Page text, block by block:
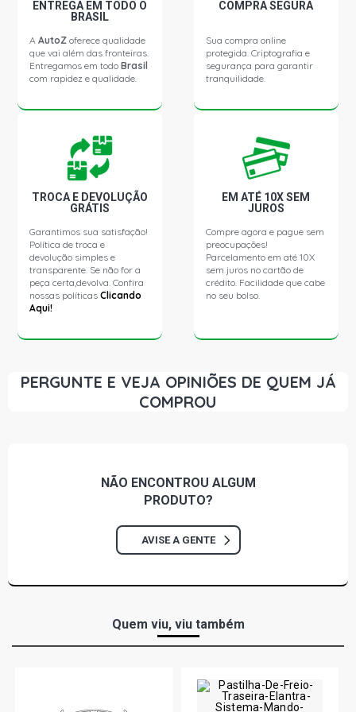
(2005 - 2012)
ASTRA COMFORT HATCH 2.0 8V FLEXPOWER FLEX
(2005 - 2007)
ASTRA ELEGANCE HATCH 2.0 8V FLEXPOWER FLEX
(2004 - 2009)
ASTRA ELITE HATCH 2.0 8V FLEXPOWER FLEX (2005 -
ASTRA SPORT HATCH 2.0 8V FLEXPOWER FLEX (2006 -
ASTRA CD HATCH 2.0 8V GASOLINA (1999 - 2002)
ASTRA CD SEDAN 2.0 16V GASOLINA (1999 - 2004)
ASTRA COMFORT SEDAN 2.0 8V FLEXPOWER FLEX
(2004 - 2009)
ASTRA COMFORT SEDAN 2.0 8V GASOLINA (2005 -
ENTREGA EM TODO O
BRASIL
AAutoZ oferece qualidade
que vai além das fronteiras.
Entregamos em todoBrasil
com rapidez e qualidade.
COMPRA SEGURA
Sua compra online
protegida. Criptografia e
segurança para garantir
tranquilidade.
TROCA E DEVOLUÇÃO
GRÁTIS
Garantimos sua satisfação!
Política de troca e
devolução simples e
transparente. Se não for a
peça certa,devolva. Confira
nossas políticasClicando
Aqui!
EM ATÉ 10X SEM
JUROS
Compre agora e pague sem
preocupações!
Parcelamento em até 10X
sem juros no cartão de
crédito. Facilidade que cabe
no seu bolso.
PERGUNTE E VEJA OPINIÕES DE QUEM JÁ
COMPROU
NÃO ENCONTROU ALGUM
PRODUTO?
AVISE A GENTE
Quem viu, viu também